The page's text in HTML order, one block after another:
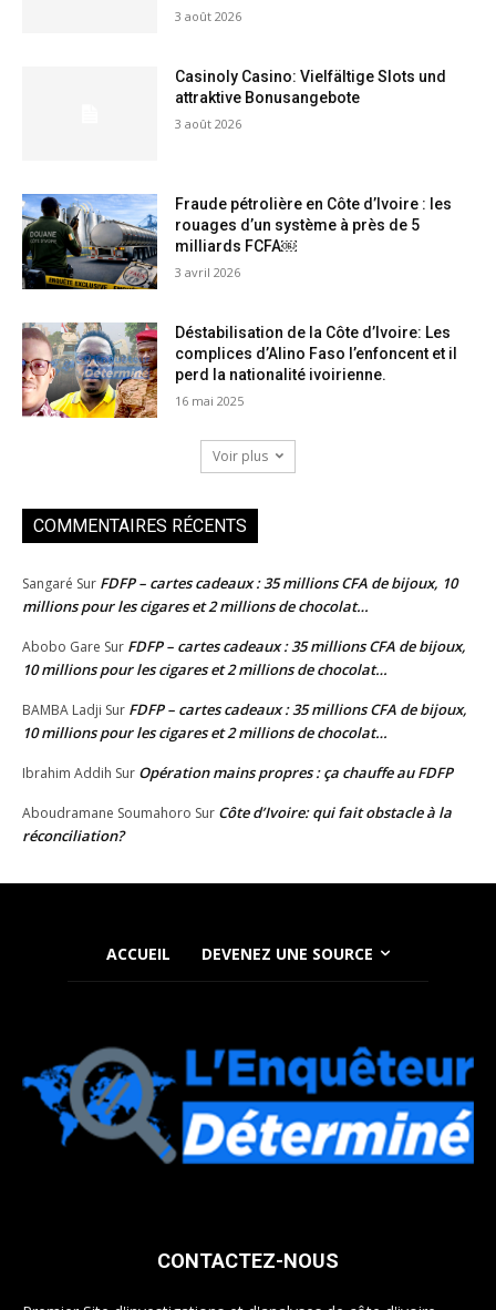
3 août 2026
Casinoly Casino: Vielfältige Slots und
attraktive Bonusangebote
3 août 2026
Fraude pétrolière en Côte d’Ivoire : les
rouages d’un système à près de 5
milliards FCFA￼
3 avril 2026
Déstabilisation de la Côte d’Ivoire: Les
complices d’Alino Faso l’enfoncent et il
perd la nationalité ivoirienne.
16 mai 2025
Voir plus
COMMENTAIRES RÉCENTS
Sangaré Sur FDFP – cartes cadeaux : 35 millions CFA de bijoux, 10
millions pour les cigares et 2 millions de chocolat…
Abobo Gare Sur FDFP – cartes cadeaux : 35 millions CFA de bijoux,
10 millions pour les cigares et 2 millions de chocolat…
BAMBA Ladji Sur FDFP – cartes cadeaux : 35 millions CFA de bijoux,
10 millions pour les cigares et 2 millions de chocolat…
Ibrahim Addih Sur Opération mains propres : ça chauffe au FDFP
Aboudramane Soumahoro Sur Côte d’Ivoire: qui fait obstacle à la
réconciliation?
ACCUEIL DEVENEZ UNE SOURCE
CONTACTEZ-NOUS